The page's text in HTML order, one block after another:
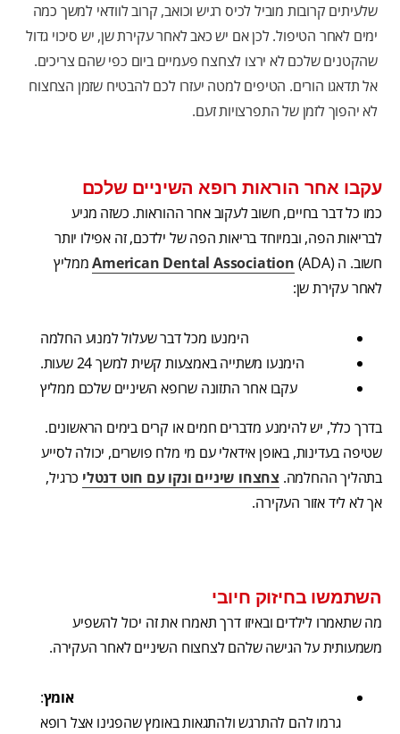
שלעיתים קרובות מוביל לכיס רגיש וכואב, קרוב לוודאי למשך כמה
ימים לאחר הטיפול. לכן אם יש כאב לאחר עקירת שן, יש סיכוי גדול
שהקטנים שלכם לא ירצו לצחצח פעמיים ביום כפי שהם צריכים.
אל תדאגו הורים. הטיפים למטה יעזרו לכם להבטיח שזמן הצחצוח
לא יהפוך לזמן של התפרצויות זעם.
עקבו אחר הוראות רופא השיניים שלכם
כמו כל דבר בחיים, חשוב לעקוב אחר ההוראות. כשזה מגיע
לבריאות הפה, ובמיוחד בריאות הפה של ילדכם, זה אפילו יותר
חשוב. ה (ADA)
American Dental Associationממליץ
לאחר עקירת שן:
הימנעו מכל דבר שעלול למנוע החלמה
הימנעו משתייה באמצעות קשית למשך 24 שעות.
עקבו אחר התזונה שרופא השיניים שלכם ממליץ
בדרך כלל, יש להימנע מדברים חמים או קרים בימים הראשונים.
שטיפה בעדינות, באופן אידאלי עם מי מלח פושרים, יכולה לסייע
בתהליך ההחלמה. צחצחו שיניים ונקו עם חוט דנטלי כרגיל,
אך לא ליד אזור העקירה.
השתמשו בחיזוק חיובי
מה שתאמרו לילדים ובאיזו דרך תאמרו את זה יכול להשפיע
משמעותית על הגישה שלהם לצחצוח השיניים לאחר העקירה.
אומץ:
גרמו להם להתרגש ולהתגאות באומץ שהפגינו אצל רופא